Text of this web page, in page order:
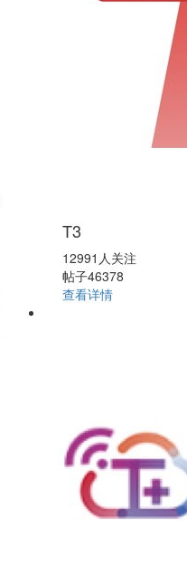
T3
12991人关注
帖子46378
查看详情